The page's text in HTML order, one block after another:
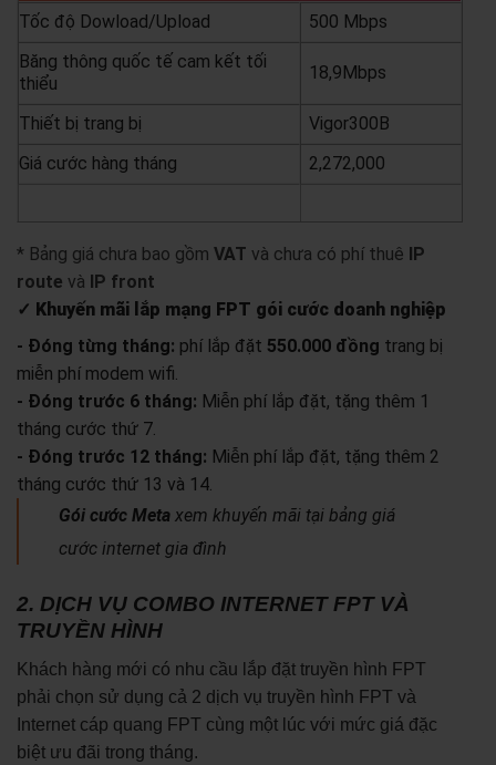
Tốc độ Dowload/Upload
500 Mbps
Băng thông quốc tế cam kết tối
thiểu
18,9Mbps
Thiết bị trang bị
Vigor300B
Giá cước hàng tháng
2,272,000
* Bảng giá chưa bao gồm VAT và chưa có phí thuê
IP
route và
IP front
✓ Khuyến mãi lắp mạng FPT gói cước doanh nghiệp
- Đóng từng tháng: phí lắp đặt 550.000 đồng trang bị
miễn phí modem wifi.
- Đóng trước 6 tháng: Miễn phí lắp đặt, tặng thêm 1
tháng cước thứ 7.
- Đóng trước 12 tháng: Miễn phí lắp đặt, tặng thêm 2
tháng cước thứ 13 và 14.
Gói cước Meta xem khuyến mãi tại bảng giá
cước internet gia đình
2. DỊCH VỤ COMBO INTERNET FPT VÀ
TRUYỀN HÌNH
Khách hàng mới có nhu cầu lắp đặt truyền hình FPT
phải chọn sử dụng cả 2 dịch vụ truyền hình FPT và
Internet cáp quang FPT cùng một lúc với mức giá đặc
biệt ưu đãi trong tháng.